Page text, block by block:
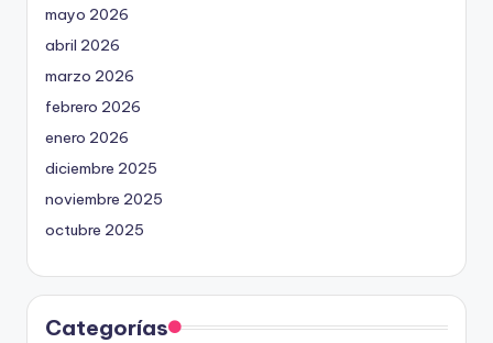
mayo 2026
abril 2026
marzo 2026
febrero 2026
enero 2026
diciembre 2025
noviembre 2025
octubre 2025
Categorías